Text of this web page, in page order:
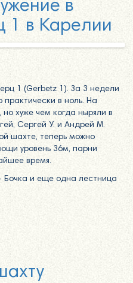
в
1 в Карелии
1 (Gerbetz 1). За 3 недели
в ноль. На
хуже чем когда ныряли в
Сергей У. и Андрей М.
шахте, теперь можно
уровень 36м, парни
время.
Бочка и еще одна лестница